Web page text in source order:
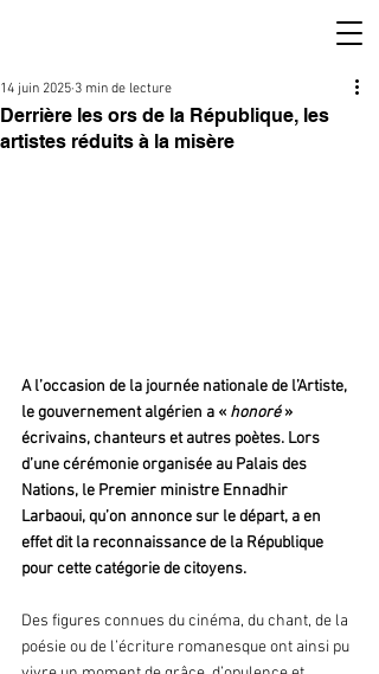
Derrière les ors de la République, les
artistes réduits à la misère
14 juin 2025 3 min de lecture
A l’occasion de la journée nationale de l’Artiste,
le gouvernement algérien a « honoré »
écrivains, chanteurs et autres poètes. Lors
d’une cérémonie organisée au Palais des
Nations, le Premier ministre Ennadhir
Larbaoui, qu’on annonce sur le départ, a en
effet dit la reconnaissance de la République
pour cette catégorie de citoyens.
Des figures connues du cinéma, du chant, de la
poésie ou de l’écriture romanesque ont ainsi pu